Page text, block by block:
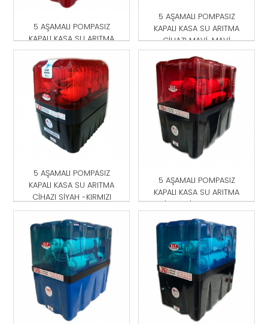
5 AŞAMALI POMPASIZ
KAPALI KASA SU ARITMA
CİHAZI KIRMIZI
5 AŞAMALI POMPASIZ
KAPALI KASA SU ARITMA
CİHAZI MAVİ-MAVİ
5 AŞAMALI POMPASIZ
KAPALI KASA SU ARITMA
CİHAZI SİYAH -KIRMIZI
5 AŞAMALI POMPASIZ
KAPALI KASA SU ARITMA
CİHAZI SİYAH-KIRMIZI